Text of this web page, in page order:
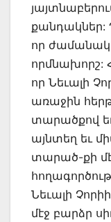
քանդակներ:
որ
որ Նեւալի
առաջին
տարածքով
այնտեղ եւ
տարած-քի
Նեւալի
մէջ բարձր